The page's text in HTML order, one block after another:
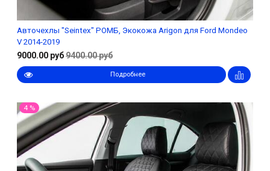
Авточехлы "Seintex" РОМБ, Экокожа Arigon для Ford Mondeo
V 2014-2019
9000.00 руб9400.00 руб
Подробнее
4 %